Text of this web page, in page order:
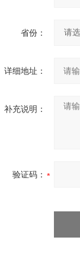
省份：
详细地址：
补充说明：
验证码：